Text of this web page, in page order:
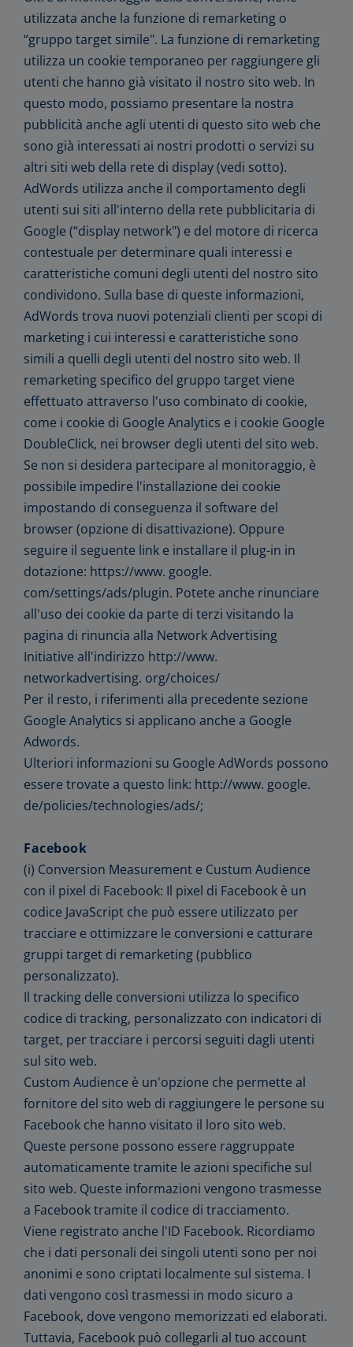
utilizzata anche la funzione di remarketing o
“gruppo target simile". La funzione di remarketing
utilizza un cookie temporaneo per raggiungere gli
utenti che hanno già visitato il nostro sito web. In
questo modo, possiamo presentare la nostra
pubblicità anche agli utenti di questo sito web che
sono già interessati ai nostri prodotti o servizi su
altri siti web della rete di display (vedi sotto).
AdWords utilizza anche il comportamento degli
utenti sui siti all'interno della rete pubblicitaria di
Google (“display network") e del motore di ricerca
contestuale per determinare quali interessi e
caratteristiche comuni degli utenti del nostro sito
condividono. Sulla base di queste informazioni,
AdWords trova nuovi potenziali clienti per scopi di
marketing i cui interessi e caratteristiche sono
simili a quelli degli utenti del nostro sito web. Il
remarketing specifico del gruppo target viene
effettuato attraverso l'uso combinato di cookie,
come i cookie di Google Analytics e i cookie Google
DoubleClick, nei browser degli utenti del sito web.
Se non si desidera partecipare al monitoraggio, è
possibile impedire l'installazione dei cookie
impostando di conseguenza il software del
browser (opzione di disattivazione). Oppure
seguire il seguente link e installare il plug-in in
dotazione: https://www. google.
com/settings/ads/plugin. Potete anche rinunciare
all'uso dei cookie da parte di terzi visitando la
pagina di rinuncia alla Network Advertising
Initiative all'indirizzo http://www.
networkadvertising. org/choices/
Per il resto, i riferimenti alla precedente sezione
Google Analytics si applicano anche a Google
Adwords.
Ulteriori informazioni su Google AdWords possono
essere trovate a questo link: http://www. google.
de/policies/technologies/ads/;
Facebook
(i) Conversion Measurement e Custum Audience
con il pixel di Facebook: Il pixel di Facebook è un
codice JavaScript che può essere utilizzato per
tracciare e ottimizzare le conversioni e catturare
gruppi target di remarketing (pubblico
personalizzato).
Il tracking delle conversioni utilizza lo specifico
codice di tracking, personalizzato con indicatori di
target, per tracciare i percorsi seguiti dagli utenti
sul sito web.
Custom Audience è un'opzione che permette al
fornitore del sito web di raggiungere le persone su
Facebook che hanno visitato il loro sito web.
Queste persone possono essere raggruppate
automaticamente tramite le azioni specifiche sul
sito web. Queste informazioni vengono trasmesse
a Facebook tramite il codice di tracciamento.
Viene registrato anche l'ID Facebook. Ricordiamo
che i dati personali dei singoli utenti sono per noi
anonimi e sono criptati localmente sul sistema. I
dati vengono così trasmessi in modo sicuro a
Facebook, dove vengono memorizzati ed elaborati.
Tuttavia, Facebook può collegarli al tuo account